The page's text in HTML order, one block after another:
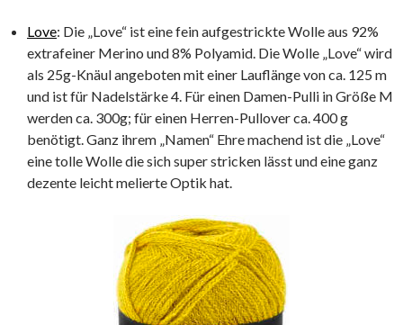
Love: Die „Love“ ist eine fein aufgestrickte Wolle aus 92%
extrafeiner Merino und 8% Polyamid. Die Wolle „Love“ wird
als 25g-Knäul angeboten mit einer Lauflänge von ca. 125 m
und ist für Nadelstärke 4. Für einen Damen-Pulli in Größe M
werden ca. 300g; für einen Herren-Pullover ca. 400 g
benötigt. Ganz ihrem „Namen“ Ehre machend ist die „Love“
eine tolle Wolle die sich super stricken lässt und eine ganz
dezente leicht melierte Optik hat.